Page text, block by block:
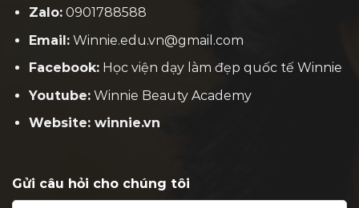
Zalo:0901788588
Email:Winnie.edu.vn@gmail.com
Facebook:Học viện dạy làm đẹp quốc tế Winnie
Youtube:Winnie Beauty Academy
Website: winnie.vn
Gửi câu hỏi cho chúng tôi